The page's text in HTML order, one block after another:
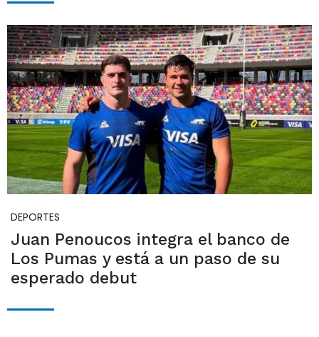
DEPORTES
Juan Penoucos integra el banco de
Los Pumas y está a un paso de su
esperado debut